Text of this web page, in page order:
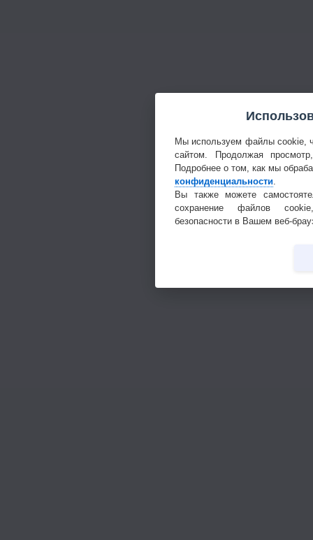
Мы используем файлы cookie,
сайтом. Продолжая
Подробнее о том, как мы
конфиденциальности.
Вы также можете
сохранение файлов
безопасности в Вашем веб-